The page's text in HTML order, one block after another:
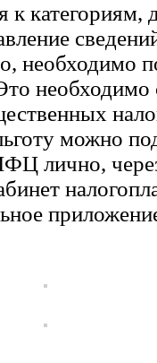
категориям,
необходимо
необходимо
можно
лично,